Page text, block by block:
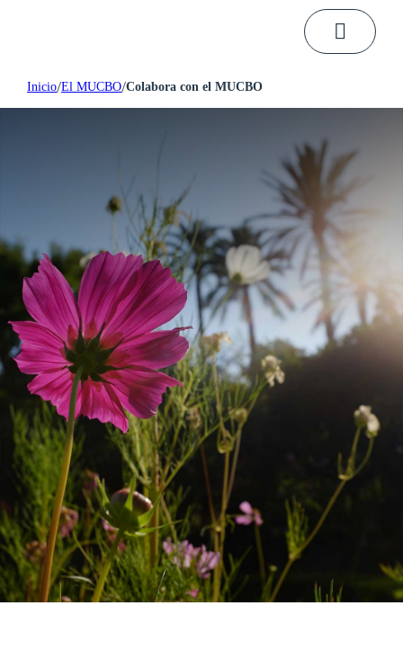
Inicio/El MUCBO/Colabora con el MUCBO